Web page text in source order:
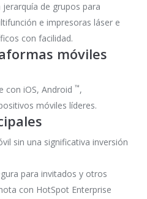
de grupos para
e impresoras láser e
con facilidad.
móviles
con iOS, Android ™,
móviles líderes.
sin una significativa inversión
para invitados y otros
con HotSpot Enterprise